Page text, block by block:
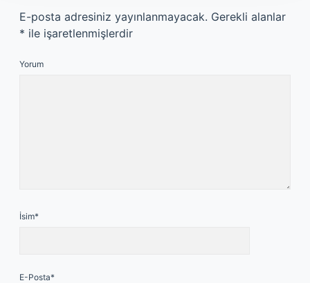
E-posta adresiniz yayınlanmayacak. Gerekli alanlar
* ile işaretlenmişlerdir
Yorum
İsim*
E-Posta*